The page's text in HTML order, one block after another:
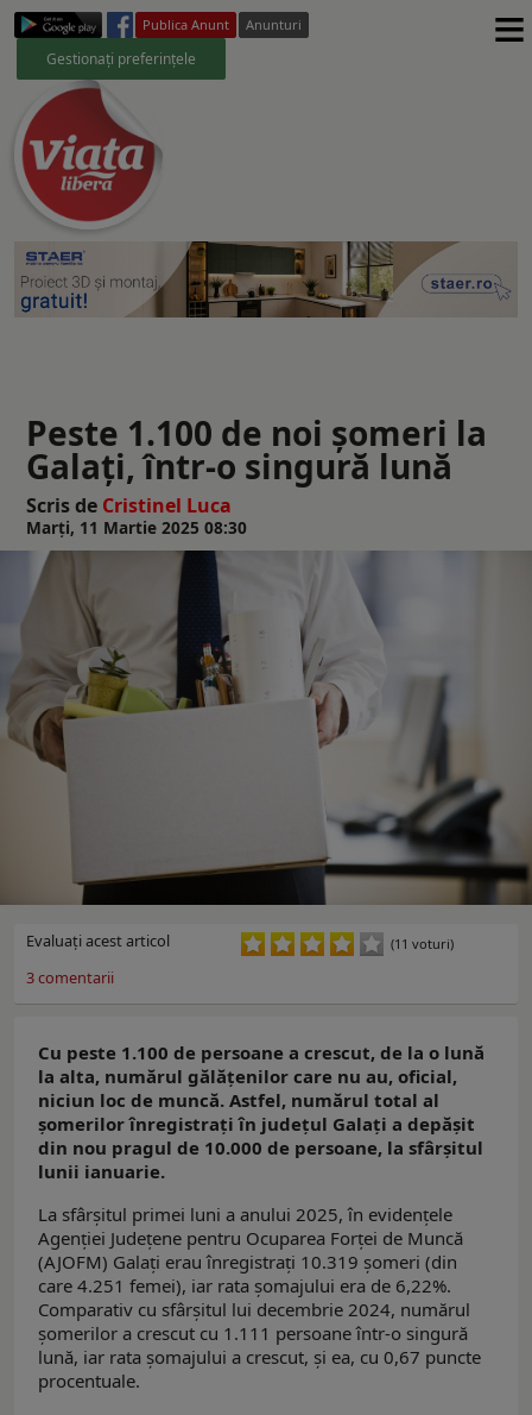
Publica Anunt Anunturi
Gestionați preferințele ≡
Peste 1.100 de noi șomeri la
Galaţi, într-o singură lună
Scris de Cristinel Luca
Marți, 11 Martie 2025 08:30
Evaluaţi acest articol (11 voturi)
3comentarii
Cu peste 1.100 de persoane a crescut, de la o lună
la alta, numărul gălățenilor care nu au, oficial,
niciun loc de muncă. Astfel, numărul total al
șomerilor înregistrați în județul Galați a depășit
din nou pragul de 10.000 de persoane, la sfârșitul
lunii ianuarie.
La sfârșitul primei luni a anului 2025, în evidențele
Agenției Județene pentru Ocuparea Forței de Muncă
(AJOFM) Galați erau înregistrați 10.319 șomeri (din
care 4.251 femei), iar rata șomajului era de 6,22%.
Comparativ cu sfârșitul lui decembrie 2024, numărul
șomerilor a crescut cu 1.111 persoane într-o singură
lună, iar rata șomajului a crescut, și ea, cu 0,67 puncte
procentuale.